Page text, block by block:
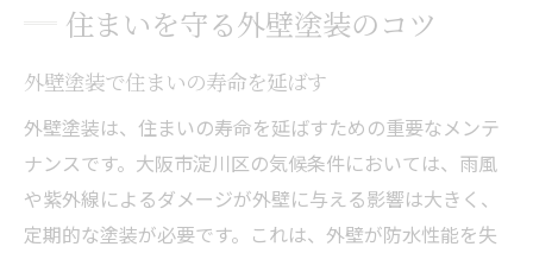
住まいを守る外壁塗装のコツ
外壁塗装で住まいの寿命を延ばす
外壁塗装は、住まいの寿命を延ばすための重要なメンテ
ナンスです。大阪市淀川区の気候条件においては、雨風
や紫外線によるダメージが外壁に与える影響は大きく、
定期的な塗装が必要です。これは、外壁が防水性能を失